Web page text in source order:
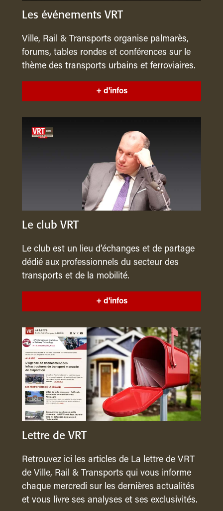
Les événements VRT
Ville, Rail & Transports organise palmarès,
forums, tables rondes et conférences sur le
thème des transports urbains et ferroviaires.
+ d'infos
Le club VRT
Le club est un lieu d’échanges et de partage
dédié aux professionnels du secteur des
transports et de la mobilité.
+ d'infos
Lettre de VRT
Retrouvez ici les articles de La lettre de VRT
de Ville, Rail & Transports qui vous informe
chaque mercredi sur les dernières actualités
et vous livre ses analyses et ses exclusivités.